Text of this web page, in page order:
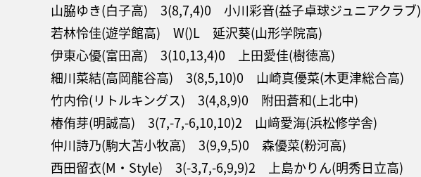
山脇ゆき(白子高) 3(8,7,4)0 小川彩音(益子卓球ジュニアクラブ)
若林怜佳(遊学館高) W()L 延沢葵(山形学院高)
伊東心優(富田高) 3(10,13,4)0 上田愛佳(樹徳高)
細川菜結(高岡龍谷高) 3(8,5,10)0 山崎真優菜(木更津総合高)
竹内伶(リトルキングス) 3(4,8,9)0 附田蒼和(上北中)
椿侑芽(明誠高) 3(7,-7,-6,10,10)2 山﨑愛海(浜松修学舎)
仲川詩乃(駒大苫小牧高) 3(9,9,5)0 森優菜(粉河高)
西田留衣(M・Style) 3(-3,7,-6,9,9)2 上島かりん(明秀日立高)